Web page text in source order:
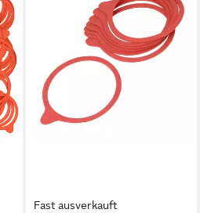
Fast ausverkauft